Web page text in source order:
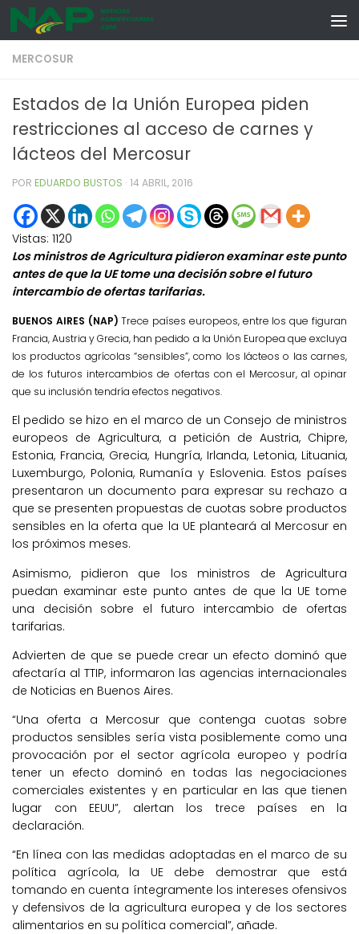
Skip to content
MERCOSUR
Estados de la Unión Europea piden
restricciones al acceso de carnes y
lácteos del Mercosur
POR EDUARDO BUSTOS · 14 ABRIL, 2016
Vistas: 1120
Los ministros de Agricultura pidieron examinar este punto
antes de que la UE tome una decisión sobre el futuro
intercambio de ofertas tarifarias.
BUENOS AIRES (NAP)Trece países europeos, entre los que figuran
Francia, Austria y Grecia, han pedido a la Unión Europea que excluya
los productos agrícolas “sensibles”, como los lácteos o las carnes,
de los futuros intercambios de ofertas con el Mercosur, al opinar
que su inclusión tendría efectos negativos.
El pedido se hizo en el marco de un Consejo de ministros
europeos de Agricultura, a petición de Austria, Chipre,
Estonia, Francia, Grecia, Hungría, Irlanda, Letonia, Lituania,
Luxemburgo, Polonia, Rumanía y Eslovenia. Estos países
presentaron un documento para expresar su rechazo a
que se presenten propuestas de cuotas sobre productos
sensibles en la oferta que la UE planteará al Mercosur en
los próximos meses.
Asimismo, pidieron que los ministros de Agricultura
puedan examinar este punto antes de que la UE tome
una decisión sobre el futuro intercambio de ofertas
tarifarias.
Advierten de que se puede crear un efecto dominó que
afectaría al TTIP, informaron las agencias internacionales
de Noticias en Buenos Aires.
“Una oferta a Mercosur que contenga cuotas sobre
productos sensibles sería vista posiblemente como una
provocación por el sector agrícola europeo y podría
tener un efecto dominó en todas las negociaciones
comerciales existentes y en particular en las que tienen
lugar con EEUU”, alertan los trece países en la
declaración.
“En línea con las medidas adoptadas en el marco de su
política agrícola, la UE debe demostrar que está
tomando en cuenta íntegramente los intereses ofensivos
y defensivos de la agricultura europea y de los sectores
alimentarios en su política comercial”, añade.